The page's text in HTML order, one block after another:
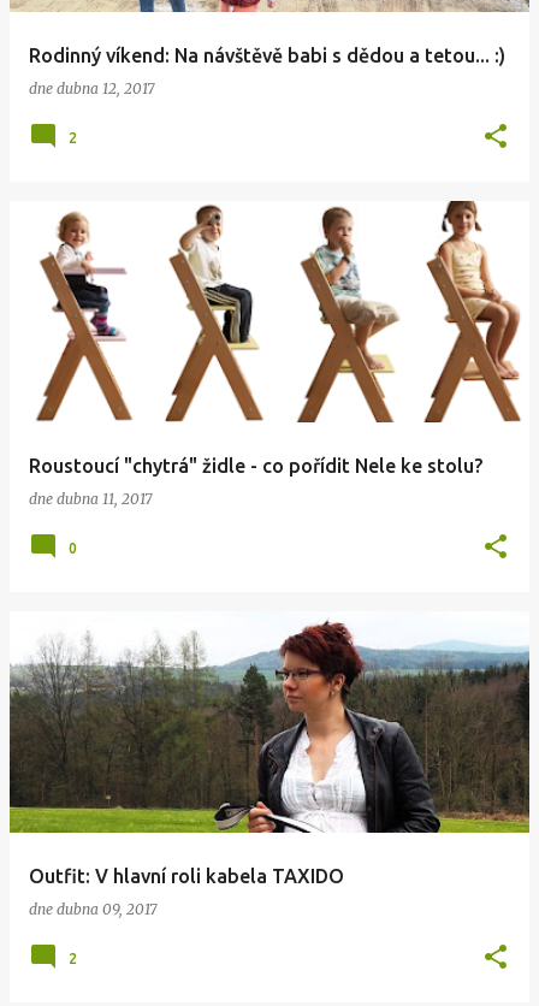
Rodinný víkend: Na návštěvě babi s dědou a tetou... :)
dne dubna 12, 2017
2
Roustoucí "chytrá" židle - co pořídit Nele ke stolu?
dne dubna 11, 2017
0
Outfit: V hlavní roli kabela TAXIDO
dne dubna 09, 2017
2